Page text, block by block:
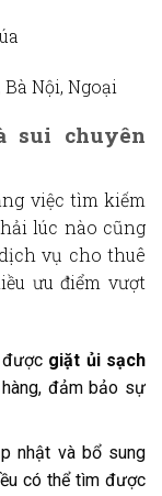
Bà Nội, Ngoại
sui chuyên
việc tìm kiếm
lúc nào cũng
vụ cho thuê
ưu điểm vượt
giặt ủi sạch
đảm bảo sự
nhật và bổ sung
có thể tìm được